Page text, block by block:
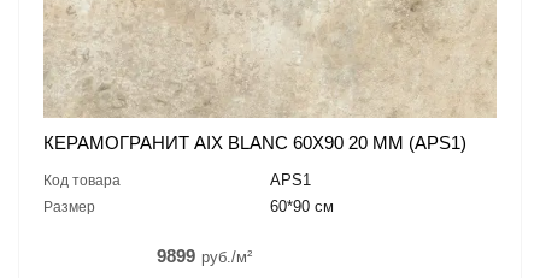
КЕРАМОГРАНИТ AIX BLANC 60X90 20 MM (APS1)
Код товара APS1
Размер 60*90 см
9899 руб./м²